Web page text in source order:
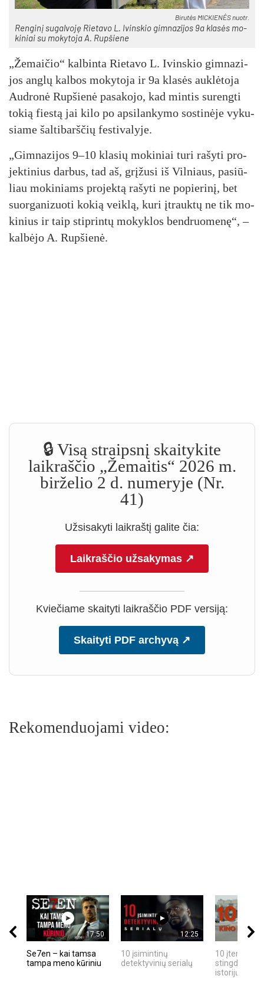
Bi­ru­tės MIC­KIE­NĖS nuo­tr.
Ren­gi­nį su­gal­vo­ję Rie­ta­vo L. Ivins­kio gim­na­zi­jos 9a kla­sės mo­
ki­niai su mo­ky­to­ja A. Rup­šie­ne
„Že­mai­čio“ kal­bin­ta Rie­ta­vo L. Ivins­kio gim­na­zi­
jos ang­lų kal­bos mo­ky­to­ja ir 9a kla­sės auk­lė­to­ja
Aud­ro­nė Rup­šie­nė pa­sa­ko­jo, kad min­tis su­reng­ti
to­kią fies­tą jai ki­lo po ap­si­lan­ky­mo sos­ti­nė­je vy­ku­
siame šal­ti­barš­čių fes­ti­va­lyje.
„Gim­na­zi­jos 9–10 kla­sių mo­ki­niai tu­ri ra­šy­ti pro­
jek­ti­nius dar­bus, tad aš, grį­žu­si iš Vil­niaus, pa­siū­
liau mo­ki­niams pro­jek­tą ra­šy­ti ne po­pie­ri­nį, bet
suor­ga­ni­zuo­ti ko­kią veik­lą, ku­ri įtrauk­tų ne tik mo­
ki­nius ir taip stip­rin­tų mo­kyk­los bend­ruo­me­nę“, –
kal­bė­jo A. Rup­šie­nė.
🔒 Visą straipsnį skaitykite
laikraščio „Žemaitis“ 2026 m.
birželio 2 d. numeryje (Nr.
41)
Užsisakyti laikraštį galite čia:
Laikraščio užsakymas ↗
Kviečiame skaityti laikraščio PDF versiją:
Skaityti PDF archyvą ↗
Rekomenduojami video:
17:50
Se7en – kai tamsa
tampa meno kūriniu
12:25
10 įsimintinų
detektyvinių serialų
10 įtemptų,
stingdančių
istorijų